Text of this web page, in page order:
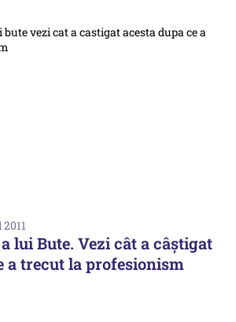
lui Bute. Vezi cât a câștigat
a trecut la profesionism